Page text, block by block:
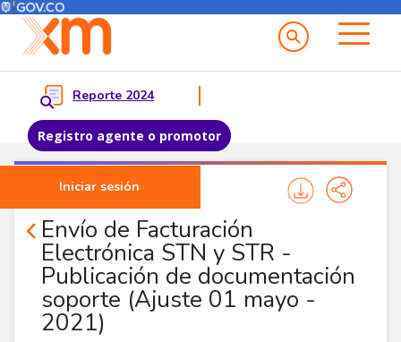
Pasar al contenido principal
Menú del Usuario
Reporte 2024
Registro agente o promotor
Iniciar sesión
Menu principal
Envío de Facturación
Electrónica STN y STR -
Publicación de documentación
soporte (Ajuste 01 mayo -
2021)
Noticias Agentes